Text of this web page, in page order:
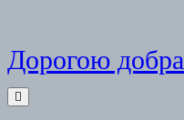
Skip
to
content
Дорогою добра
Menu